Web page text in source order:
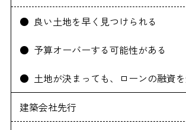
● 良い土地を早く見つけられる
● 予算オーバーする可能性がある
● 土地が決まっても、ローンの融資
建築会社先行